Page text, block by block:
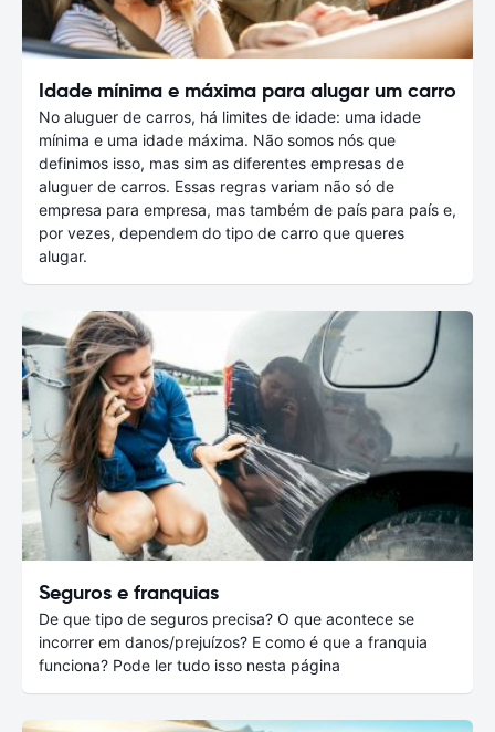
Idade mínima e máxima para alugar um carro
No aluguer de carros, há limites de idade: uma idade
mínima e uma idade máxima. Não somos nós que
definimos isso, mas sim as diferentes empresas de
aluguer de carros. Essas regras variam não só de
empresa para empresa, mas também de país para país e,
por vezes, dependem do tipo de carro que queres
alugar.
Seguros e franquias
De que tipo de seguros precisa? O que acontece se
incorrer em danos/prejuízos? E como é que a franquia
funciona? Pode ler tudo isso nesta página